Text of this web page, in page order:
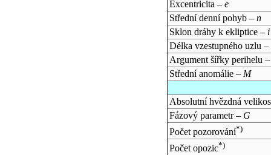
Excentricita – e
Střední denní pohyb – n
Sklon dráhy k ekliptice – i
Délka vzestupného uzlu –
Argument šířky perihelu
Střední anomálie – M
Absolutní hvězdná
Fázový parametr – G
Počet pozorování*)
Počet opozic*)